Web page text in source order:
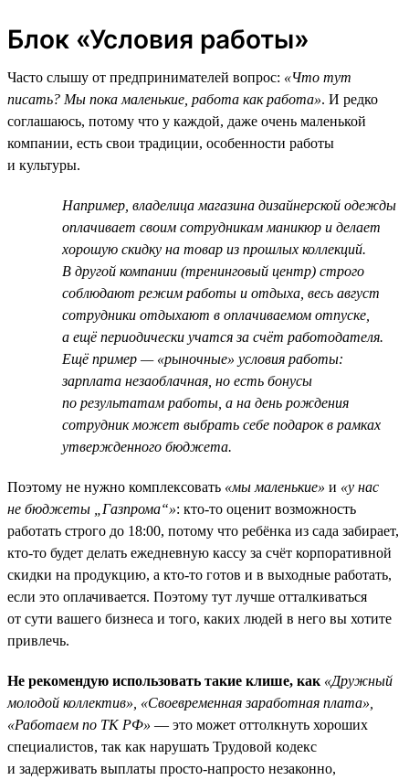
Блок «Условия работы»
Часто слышу от предпринимателей вопрос: «Что тут
писать? Мы пока маленькие, работа как работа». И редко
соглашаюсь, потому что у каждой, даже очень маленькой
компании, есть свои традиции, особенности работы
и культуры.
Например, владелица магазина дизайнерской одежды
оплачивает своим сотрудникам маникюр и делает
хорошую скидку на товар из прошлых коллекций.
В другой компании (тренинговый центр) строго
соблюдают режим работы и отдыха, весь август
сотрудники отдыхают в оплачиваемом отпуске,
а ещё периодически учатся за счёт работодателя.
Ещё пример — «рыночные» условия работы:
зарплата незаоблачная, но есть бонусы
по результатам работы, а на день рождения
сотрудник может выбрать себе подарок в рамках
утвержденного бюджета.
Поэтому не нужно комплексовать «мы маленькие» и «у нас
не бюджеты „Газпрома“»: кто-то оценит возможность
работать строго до 18:00, потому что ребёнка из сада забирает,
кто-то будет делать ежедневную кассу за счёт корпоративной
скидки на продукцию, а кто-то готов и в выходные работать,
если это оплачивается. Поэтому тут лучше отталкиваться
от сути вашего бизнеса и того, каких людей в него вы хотите
привлечь.
Не рекомендую использовать такие клише, как «Дружный
молодой коллектив», «Своевременная заработная плата»,
«Работаем по ТК РФ» — это может оттолкнуть хороших
специалистов, так как нарушать Трудовой кодекс
и задерживать выплаты просто-напросто незаконно,